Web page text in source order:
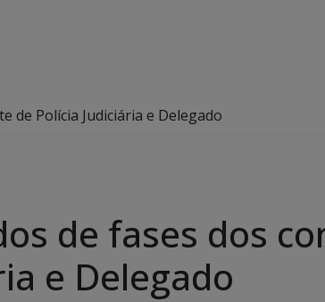
de Polícia Judiciária e Delegado
de fases dos
e Delegado